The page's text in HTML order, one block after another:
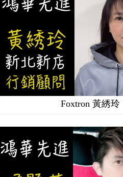
Foxtron 黃綉玲